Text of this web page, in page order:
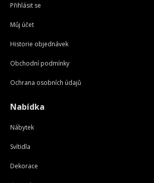
Přihlásit se
Můj účet
Historie objednávek
Obchodní podmínky
Ochrana osobních údajů
Nabídka
Nábytek
Svítidla
Dekorace